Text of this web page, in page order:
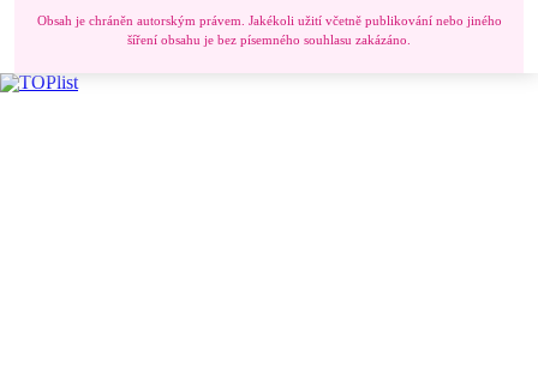
Obsah je chráněn autorským právem. Jakékoli užití včetně publikování nebo jiného
šíření obsahu je bez písemného souhlasu zakázáno.